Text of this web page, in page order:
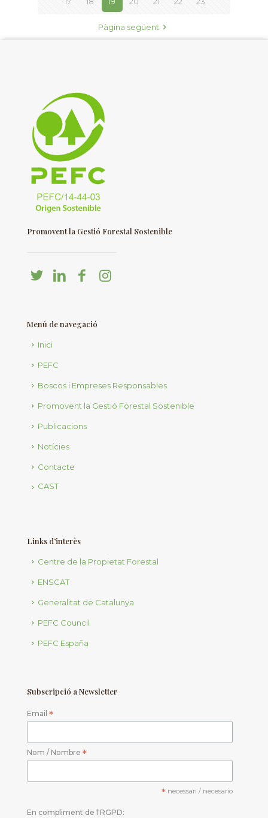
Pàgina següent
Promovent la Gestió Forestal Sostenible
Menú de navegació
Inici
PEFC
Boscos i Empreses Responsables
Promovent la Gestió Forestal Sostenible
Publicacions
Notícies
Contacte
CAST
Links d’interès
Centre de la Propietat Forestal
ENSCAT
Generalitat de Catalunya
PEFC Council
PEFC España
Subscripció a Newsletter
Email *
Nom / Nombre *
*necessari / necesario
En compliment de l'RGPD: